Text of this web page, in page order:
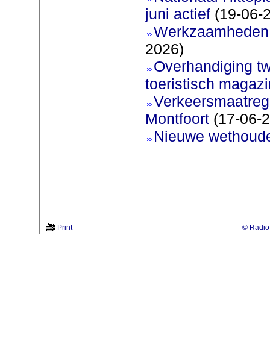
juni actief(19-06-
2026)
Overhandiging
toeristisch
Montfoort(17-06-
Nieuwe
Print © Radio